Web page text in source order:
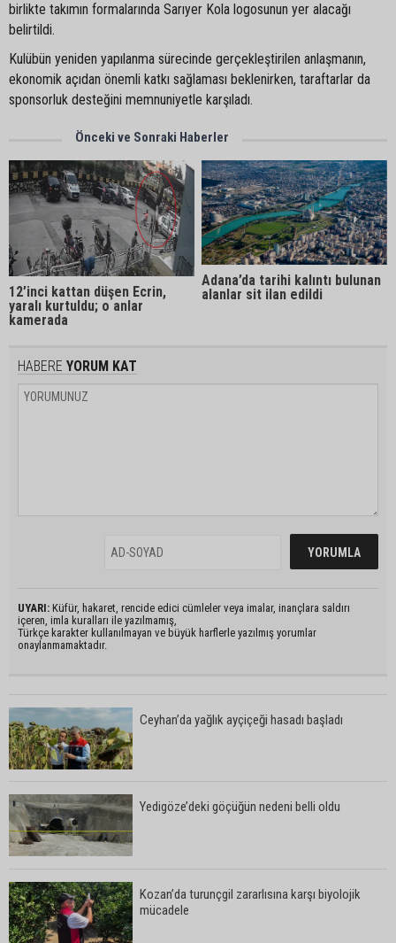
birlikte takımın formalarında Sarıyer Kola logosunun yer alacağı
belirtildi.
Kulübün yeniden yapılanma sürecinde gerçekleştirilen anlaşmanın,
ekonomik açıdan önemli katkı sağlaması beklenirken, taraftarlar da
sponsorluk desteğini memnuniyetle karşıladı.
Önceki ve Sonraki Haberler
12’inci kattan düşen Ecrin,
yaralı kurtuldu; o anlar
kamerada
Adana’da tarihi kalıntı bulunan
alanlar sit ilan edildi
HABERE YORUM KAT
UYARI: Küfür, hakaret, rencide edici cümleler veya imalar, inançlara saldırı
içeren, imla kuralları ile yazılmamış,
Türkçe karakter kullanılmayan ve büyük harflerle yazılmış yorumlar
onaylanmamaktadır.
Ceyhan’da yağlık ayçiçeği hasadı başladı
Yedigöze’deki göçüğün nedeni belli oldu
Kozan’da turunçgil zararlısına karşı biyolojik
mücadele